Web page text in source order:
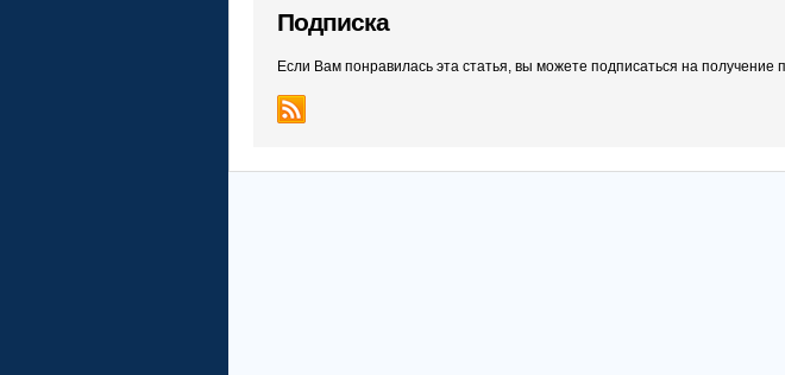
Подписка
Если Вам понравилась эта статья, вы можете подписаться на получение